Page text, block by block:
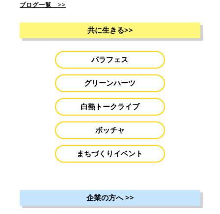
ブログ一覧 >>
共に生きる>>
パラフェス
グリーンハーツ
白熱トークライブ
ボッチャ
まちづくりイベント
企業の方へ>>